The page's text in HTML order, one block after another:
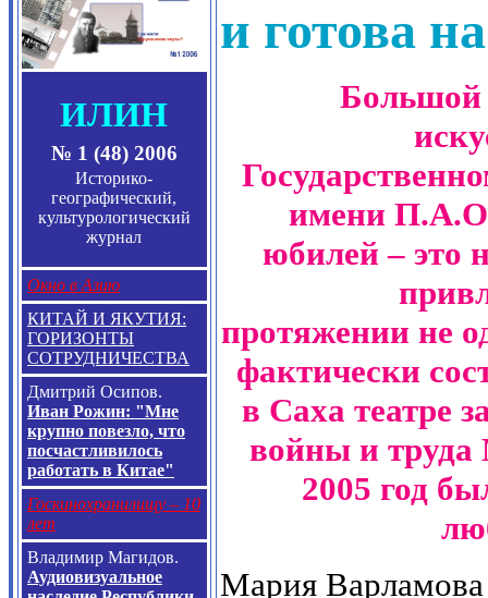
ИЛИН
№ 1 (48) 2006
Историко-
географический,
культурологический
журнал
Окно в Азию
КИТАЙ И ЯКУТИЯ:
ГОРИЗОНТЫ
СОТРУДНИЧЕСТВА
Дмитрий Осипов.
Иван Рожин: "Мне
крупно повезло, что
посчастливилось
работать в Китае"
Госкинохранилищу – 10
лет
Владимир Магидов.
Аудиовизуальное
и готова
Большой
имени
юбилей – это
протяжении не
фактически
в Саха театре
войны и
2005 год
Мария